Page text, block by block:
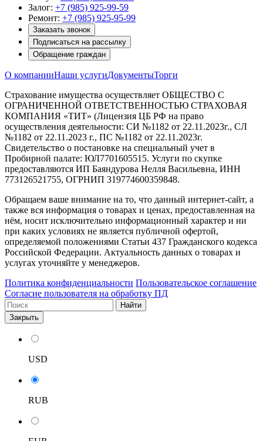
Залог: +7 (985) 925-99-59
Ремонт: +7 (985) 925-95-99
Заказать звонок
Подписаться на рассылку
Обращение граждан
О компанииНаши услугиДокументыТорги
Страхование имущества осуществляет ОБЩЕСТВО С
ОГРАНИЧЕННОЙ ОТВЕТСТВЕННОСТЬЮ СТРАХОВАЯ
КОМПАНИЯ «ТИТ» (Лицензия ЦБ РФ на право
осуществления деятельности: СИ №1182 от 22.11.2023г., СЛ
№1182 от 22.11.2023 г., ПС №1182 от 22.11.2023г.
Свидетельство о постановке на специальный учет в
Пробирной палате: ЮЛ7701605515. Услуги по скупке
предоставляются ИП Баяндурова Нелля Васильевна, ИНН
773126521755, ОГРНИП 319774600359848.
Обращаем ваше внимание на то, что данный интернет-сайт, а
также вся информация о товарах и ценах, предоставленная на
нём, носит исключительно информационный характер и ни
при каких условиях не является публичной офертой,
определяемой положениями Статьи 437 Гражданского кодекса
Российской Федерации. Актуальность данных о товарах и
услугах уточняйте у менеджеров.
Политика конфиденциальности Пользовательское соглашение
Согласие пользователя на обработку ПД
Найти
Закрыть
USD
RUB